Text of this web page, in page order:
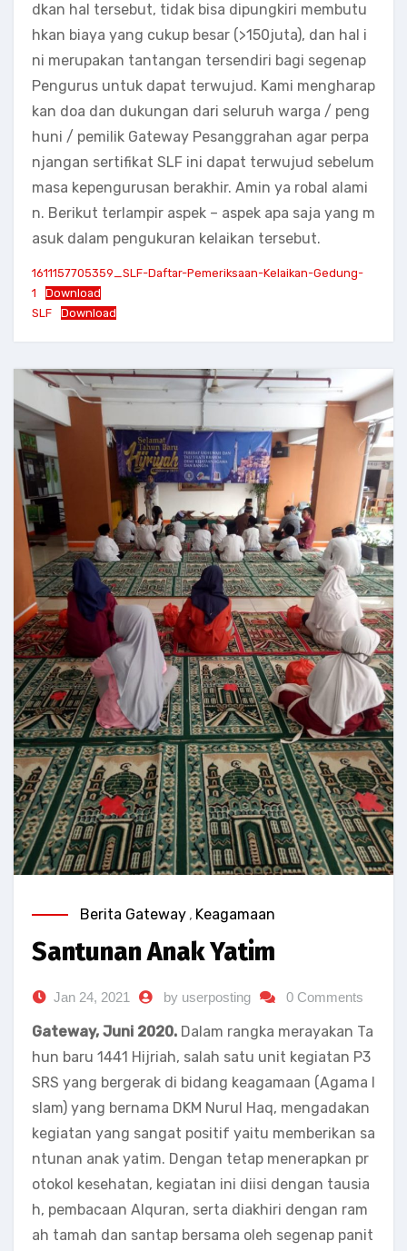
dkan hal tersebut, tidak bisa dipungkiri membutu
hkan biaya yang cukup besar (>150juta), dan hal i
ni merupakan tantangan tersendiri bagi segenap
Pengurus untuk dapat terwujud. Kami mengharap
kan doa dan dukungan dari seluruh warga / peng
huni / pemilik Gateway Pesanggrahan agar perpa
njangan sertifikat SLF ini dapat terwujud sebelum
masa kepengurusan berakhir. Amin ya robal alami
n. Berikut terlampir aspek – aspek apa saja yang m
asuk dalam pengukuran kelaikan tersebut.
1611157705359_SLF-Daftar-Pemeriksaan-Kelaikan-Gedung-
1
Download
SLF
Download
Berita Gateway , Keagamaan
Santunan Anak Yatim
Jan 24, 2021 by userposting 0 Comments
Gateway, Juni 2020. Dalam rangka merayakan Ta
hun baru 1441 Hijriah, salah satu unit kegiatan P3
SRS yang bergerak di bidang keagamaan (Agama I
slam) yang bernama DKM Nurul Haq, mengadakan
kegiatan yang sangat positif yaitu memberikan sa
ntunan anak yatim. Dengan tetap menerapkan pr
otokol kesehatan, kegiatan ini diisi dengan tausia
h, pembacaan Alquran, serta diakhiri dengan ram
ah tamah dan santap bersama oleh segenap panit